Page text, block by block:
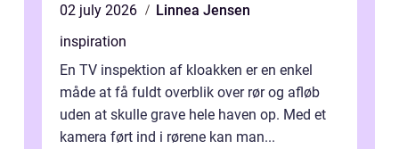
02 july 2026
Linnea Jensen
inspiration
En TV inspektion af kloakken er en enkel
måde at få fuldt overblik over rør og afløb
uden at skulle grave hele haven op. Med et
kamera ført ind i rørene kan man...